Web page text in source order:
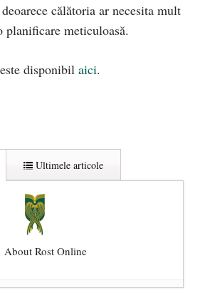
călătoria ar necesita mult
meticuloasă.
disponibil aici.
Ultimele articole
About Rost Online